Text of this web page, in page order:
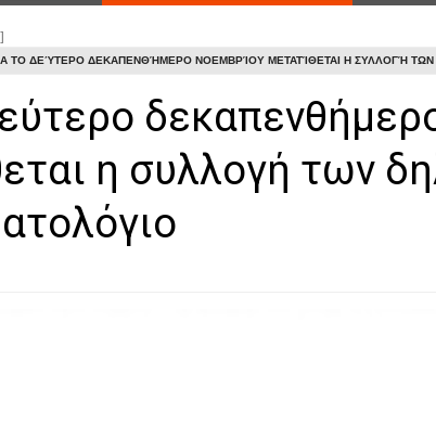
ΤΟ ΔΕΎΤΕΡΟ ΔΕΚΑΠΕΝΘΉΜΕΡΟ ΝΟΕΜΒΡΊΟΥ ΜΕΤΑΤΊΘΕΤΑΙ Η ΣΥΛΛΟΓΉ
η συλλογή των